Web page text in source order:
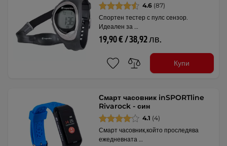
4.6 (87)
Спортен тестер с пулс сензор.
Идеален за …
19,90 € / 38,92 лв.
Купи
Смарт часовник inSPORTline
Rivarock - син
4.1 (4)
Смарт часовник,който проследява
ежедневната …